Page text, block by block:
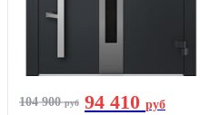
104 900руб 94 410 руб